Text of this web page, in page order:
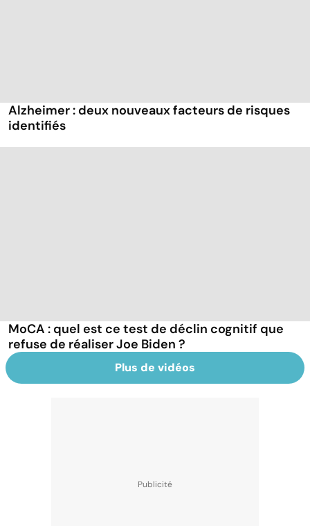
Alzheimer : deux nouveaux facteurs de risques
identifiés
MoCA : quel est ce test de déclin cognitif que
refuse de réaliser Joe Biden ?
Plus de vidéos